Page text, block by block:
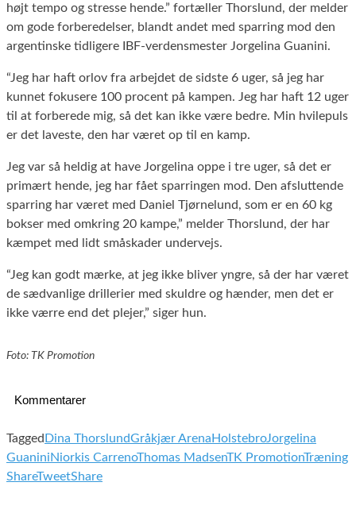
højt tempo og stresse hende.” fortæller Thorslund, der melder
om gode forberedelser, blandt andet med sparring mod den
argentinske tidligere IBF-verdensmester Jorgelina Guanini.
“Jeg har haft orlov fra arbejdet de sidste 6 uger, så jeg har
kunnet fokusere 100 procent på kampen. Jeg har haft 12 uger
til at forberede mig, så det kan ikke være bedre. Min hvilepuls
er det laveste, den har været op til en kamp.
Jeg var så heldig at have Jorgelina oppe i tre uger, så det er
primært hende, jeg har fået sparringen mod. Den afsluttende
sparring har været med Daniel Tjørnelund, som er en 60 kg
bokser med omkring 20 kampe,” melder Thorslund, der har
kæmpet med lidt småskader undervejs.
“Jeg kan godt mærke, at jeg ikke bliver yngre, så der har været
de sædvanlige drillerier med skuldre og hænder, men det er
ikke værre end det plejer,” siger hun.
Foto: TK Promotion
Kommentarer
Tagged Dina ThorslundGråkjær Arena HolstebroJorgelina
GuaniniNiorkis CarrenoThomas MadsenTK PromotionTræning
ShareTweetShare